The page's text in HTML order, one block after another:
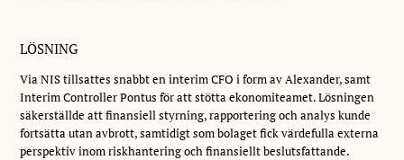
LÖSNING
Via NIS tillsattes snabbt en interim CFO i form av Alexander, samt
Interim Controller Pontus för att stötta ekonomiteamet. Lösningen
säkerställde att finansiell styrning, rapportering och analys kunde
fortsätta utan avbrott, samtidigt som bolaget fick värdefulla externa
perspektiv inom riskhantering och finansiellt beslutsfattande.